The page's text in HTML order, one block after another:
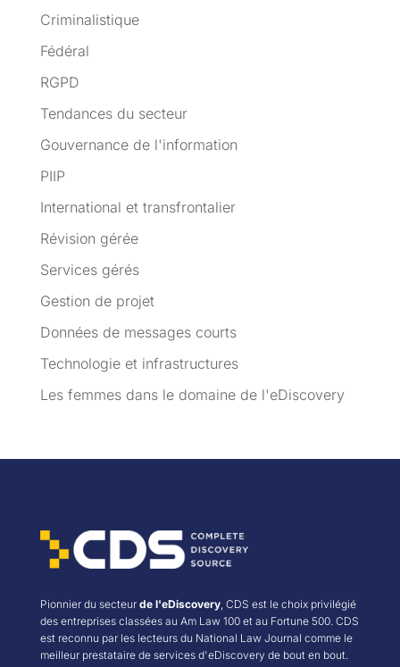
Criminalistique
Fédéral
RGPD
Tendances du secteur
Gouvernance de l'information
PIIP
International et transfrontalier
Révision gérée
Services gérés
Gestion de projet
Données de messages courts
Technologie et infrastructures
Les femmes dans le domaine de l'eDiscovery
Pionnier du secteur de l'eDiscovery, CDS est le choix privilégié
des entreprises classées au Am Law 100 et au Fortune 500. CDS
est reconnu par les lecteurs du National Law Journal comme le
meilleur prestataire de services d'eDiscovery de bout en bout.